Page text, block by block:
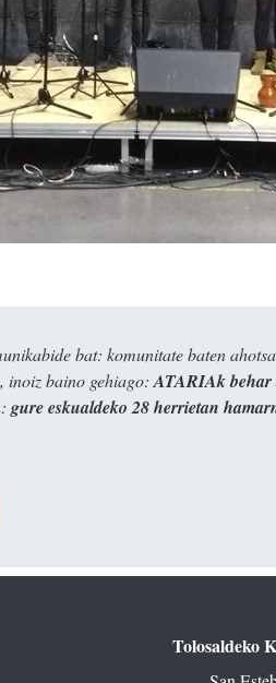
bat: komunitate baten
inoiz baino gehiago: ATARIAk behar
gure eskualdeko 28 herrietan
Tolosaldeko